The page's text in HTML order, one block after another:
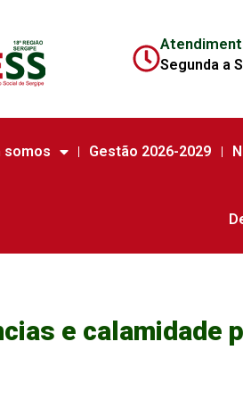
Segunda a
somos Gestão 2026-2029
e calamidade